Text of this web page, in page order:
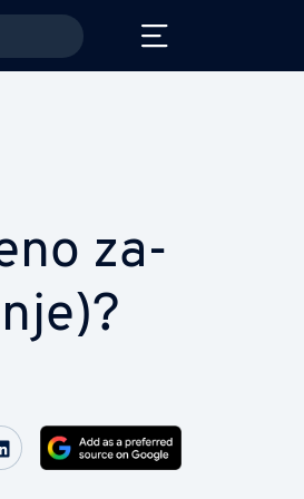
za­
Facebook
on Twitter
Share on LinkedIn